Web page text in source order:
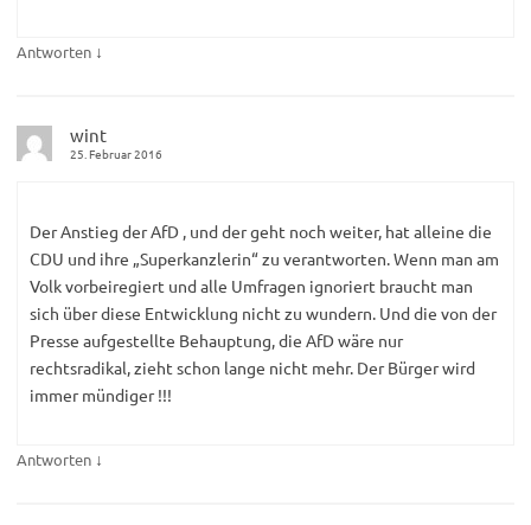
Antworten ↓
wint
25. Februar 2016
Der Anstieg der AfD , und der geht noch weiter, hat alleine die
CDU und ihre „Superkanzlerin“ zu verantworten. Wenn man am
Volk vorbeiregiert und alle Umfragen ignoriert braucht man
sich über diese Entwicklung nicht zu wundern. Und die von der
Presse aufgestellte Behauptung, die AfD wäre nur
rechtsradikal, zieht schon lange nicht mehr. Der Bürger wird
immer mündiger !!!
Antworten ↓